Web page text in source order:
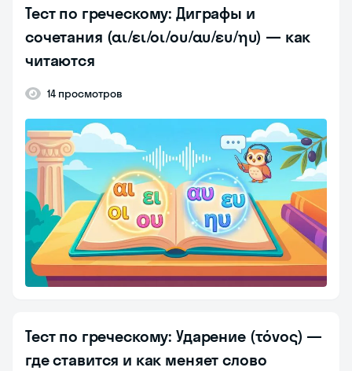
Тест по греческому: Диграфы и
сочетания (αι/ει/οι/ου/αυ/ευ/ηυ) — как
читаются
14 просмотров
Тест по греческому: Ударение (τόνος) —
где ставится и как меняет слово